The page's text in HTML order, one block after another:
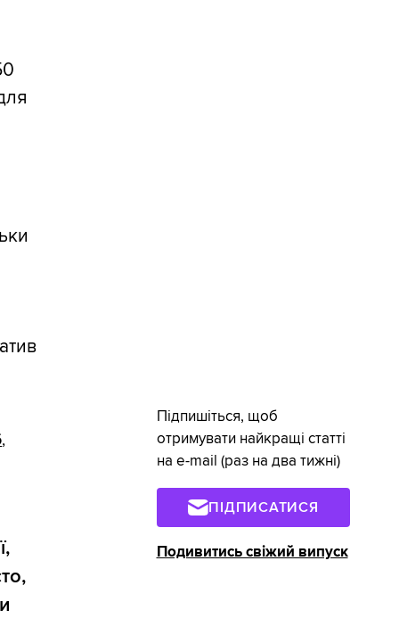
,
Підпишіться, щоб
отримувати найкращі статті
на e-mail (раз на два тижні)
ПІДПИСАТИСЯ
Подивитись свіжий випуск